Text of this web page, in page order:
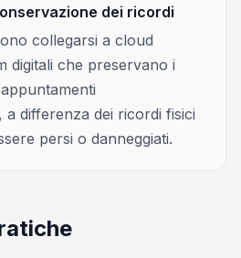
dei ricordi
collegarsi a cloud
digitali che preservano i
a differenza dei ricordi fisici
persi o danneggiati.